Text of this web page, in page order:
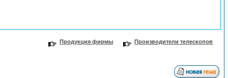
Продукция фирмы
Производители телескопов